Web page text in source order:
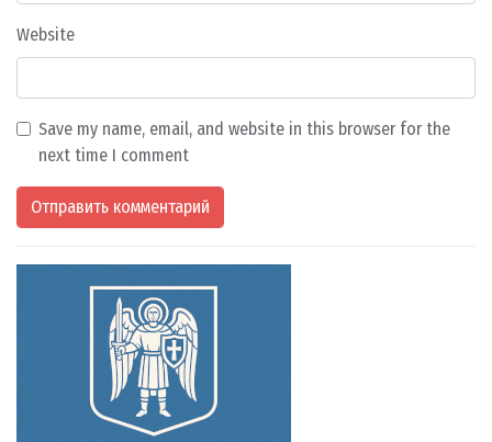
Website
Save my name, email, and website in this browser for the
next time I comment